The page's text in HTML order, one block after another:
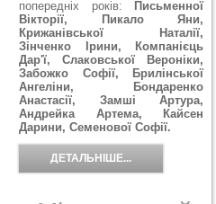
попередніх років:
Письменної
Вікторії, Пикало Яни,
Крижанівської Наталії,
Зінченко Ірини, Компанієць
Дар'ї, Слаковської Вероніки,
Забожко Софії, Брилінської
Ангеліни, Бондаренко
Анастасії, Замші Артура,
Андрейка Артема, Кайсен
Дарини, Семенової Софії.
ДЕТАЛЬНІШЕ...